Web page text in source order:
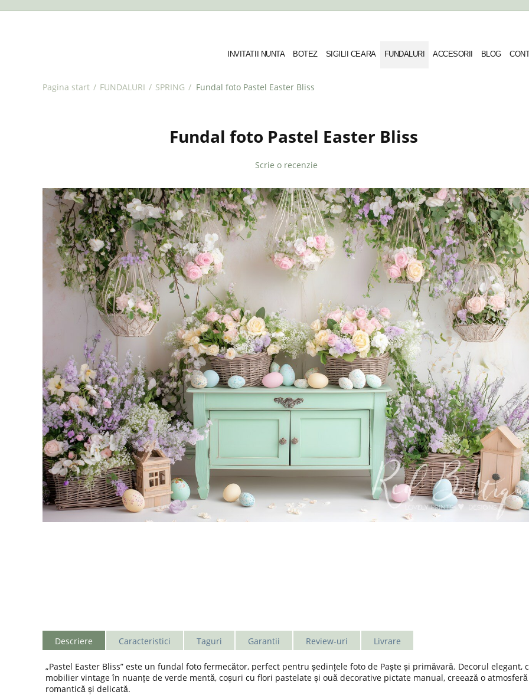
INVITATII NUNTA BOTEZ SIGILII CEARA FUNDALURI ACCESORII BLOG
Pagina start / FUNDALURI / SPRING / Fundal foto Pastel Easter Bliss
Fundal foto Pastel Easter Bliss
Scrie o recenzie
Descriere Caracteristici Taguri Garantii Review-uri Livrare
„Pastel Easter Bliss” este un fundal foto fermecător, perfect pentru ședințele foto de Paște și primăvară. Decorul elegant,
mobilier vintage în nuanțe de verde mentă, coșuri cu flori pastelate și ouă decorative pictate manual, creează o atmosferă
romantică și delicată.